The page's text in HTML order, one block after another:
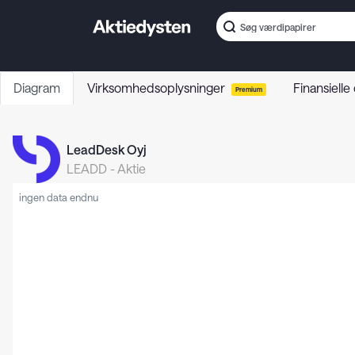
Diagram Virksomhedsoplysninger Premium
LeadDesk Oyj
LEADD -Aktie
ingen data endnu